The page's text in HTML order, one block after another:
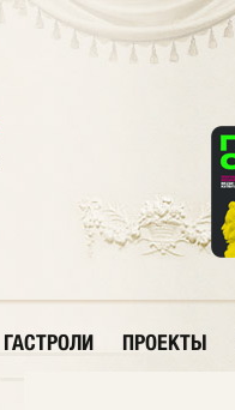
ГАСТРОЛИ ПРОЕКТЫ